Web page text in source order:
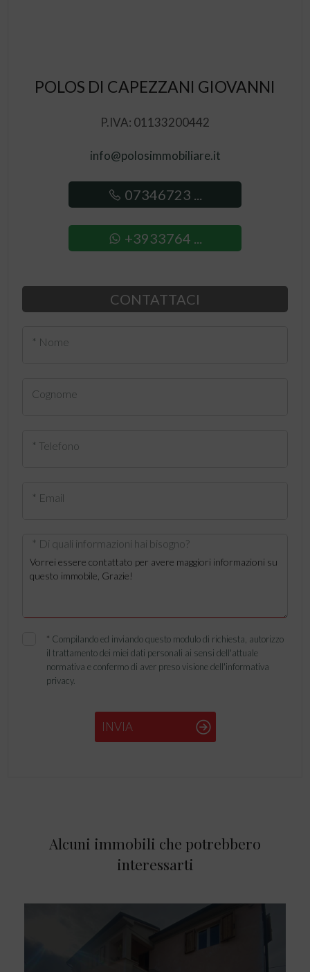
POLOS DI CAPEZZANI GIOVANNI
P.IVA: 01133200442
info@polosimmobiliare.it
07346723 ...
+3933764 ...
CONTATTACI
* Nome
Cognome
* Telefono
* Email
* Di quali informazioni hai bisogno?
* Compilando ed inviando questo modulo di richiesta, autorizzo
il trattamento dei miei dati personali ai sensi dell'attuale
normativa e confermo di aver preso visione dell'informativa
privacy.
INVIA
Alcuni immobili che potrebbero
interessarti